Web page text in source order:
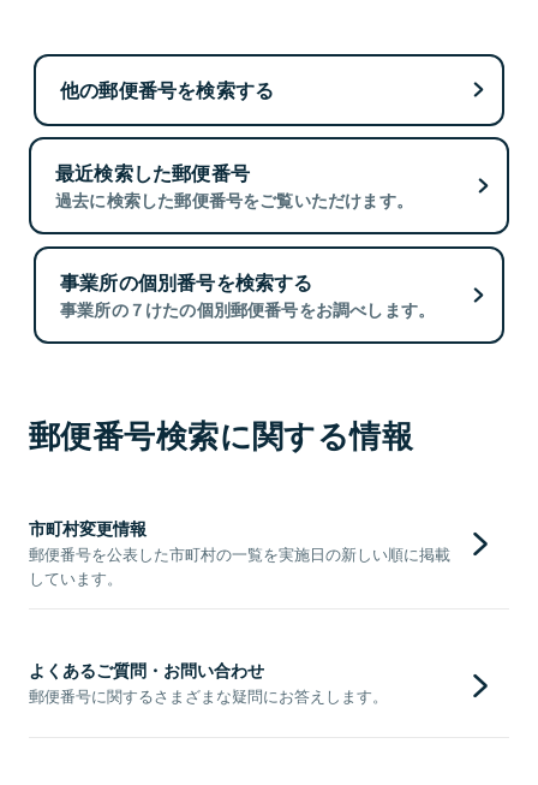
他の郵便番号を検索する
最近検索した郵便番号
過去に検索した郵便番号をご覧いただけます。
事業所の個別番号を検索する
事業所の７けたの個別郵便番号をお調べします。
郵便番号検索に関する情報
市町村変更情報
郵便番号を公表した市町村の一覧を実施日の新しい順に掲載
しています。
よくあるご質問・お問い合わせ
郵便番号に関するさまざまな疑問にお答えします。